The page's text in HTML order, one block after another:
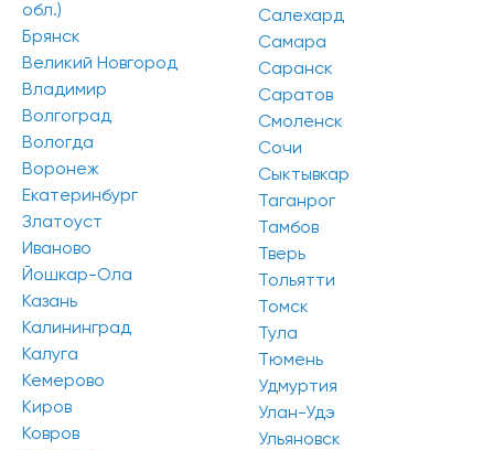
обл.)
Брянск
Великий Новгород
Владимир
Волгоград
Вологда
Воронеж
Екатеринбург
Златоуст
Иваново
Йошкар-Ола
Казань
Калининград
Калуга
Кемерово
Киров
Ковров
Салехард
Самара
Саранск
Саратов
Смоленск
Сочи
Сыктывкар
Таганрог
Тамбов
Тверь
Тольятти
Томск
Тула
Тюмень
Удмуртия
Улан-Удэ
Ульяновск